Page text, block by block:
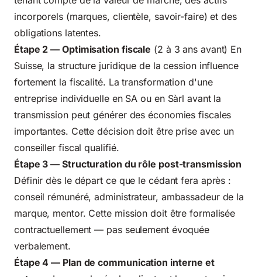
incorporels (marques, clientèle, savoir-faire) et des
obligations latentes.
Étape 2 — Optimisation fiscale (2 à 3 ans avant) En
Suisse, la structure juridique de la cession influence
fortement la fiscalité. La transformation d'une
entreprise individuelle en SA ou en Sàrl avant la
transmission peut générer des économies fiscales
importantes. Cette décision doit être prise avec un
conseiller fiscal qualifié.
Étape 3 — Structuration du rôle post-transmission
Définir dès le départ ce que le cédant fera après :
conseil rémunéré, administrateur, ambassadeur de la
marque, mentor. Cette mission doit être formalisée
contractuellement — pas seulement évoquée
verbalement.
Étape 4 — Plan de communication interne et